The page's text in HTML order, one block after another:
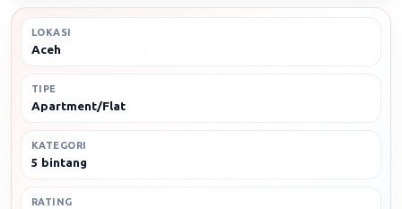
LOKASI
Aceh
TIPE
Apartment/Flat
KATEGORI
5 bintang
RATING